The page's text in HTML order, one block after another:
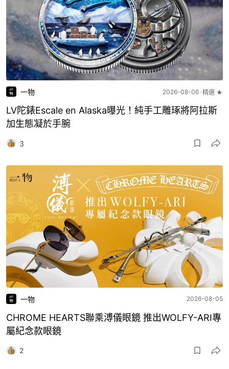
一物 2026-08-06 精選 ★
LV陀錶Escale en Alaska曝光！純手工雕琢將阿拉斯
加生態凝於手腕
3
一物 2026-08-05
CHROME HEARTS聯乘溥儀眼鏡 推出WOLFY-ARI專
屬紀念款眼鏡
2